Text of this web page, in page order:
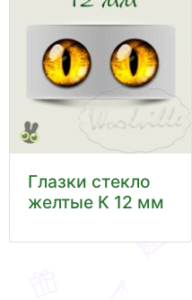
Глазки стекло
желтые К 12 мм